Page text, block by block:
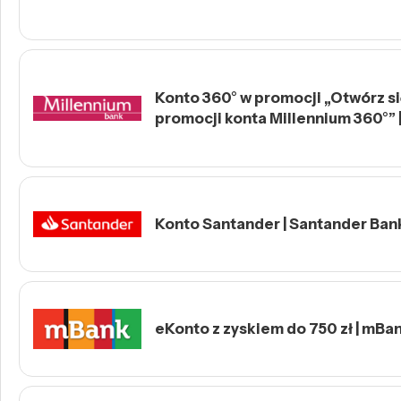
Konto 360° w promocji „Otwórz
promocji konta Millennium 360°”
Konto Santander | Santander
eKonto z zyskiem do 750 zł |